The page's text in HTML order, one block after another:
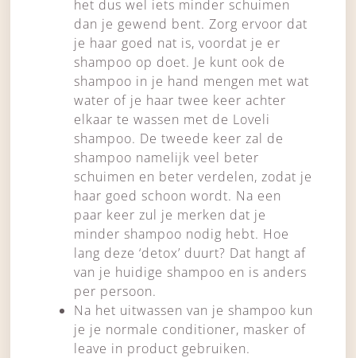
het dus wel iets minder schuimen
dan je gewend bent. Zorg ervoor dat
je haar goed nat is, voordat je er
shampoo op doet. Je kunt ook de
shampoo in je hand mengen met wat
water of je haar twee keer achter
elkaar te wassen met de Loveli
shampoo. De tweede keer zal de
shampoo namelijk veel beter
schuimen en beter verdelen, zodat je
haar goed schoon wordt. Na een
paar keer zul je merken dat je
minder shampoo nodig hebt. Hoe
lang deze ‘detox’ duurt? Dat hangt af
van je huidige shampoo en is anders
per persoon.
Na het uitwassen van je shampoo kun
je je normale conditioner, masker of
leave in product gebruiken.